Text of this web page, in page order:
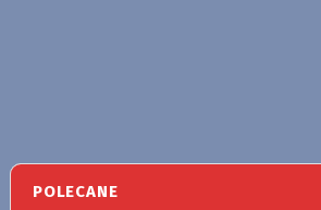
POLECANE